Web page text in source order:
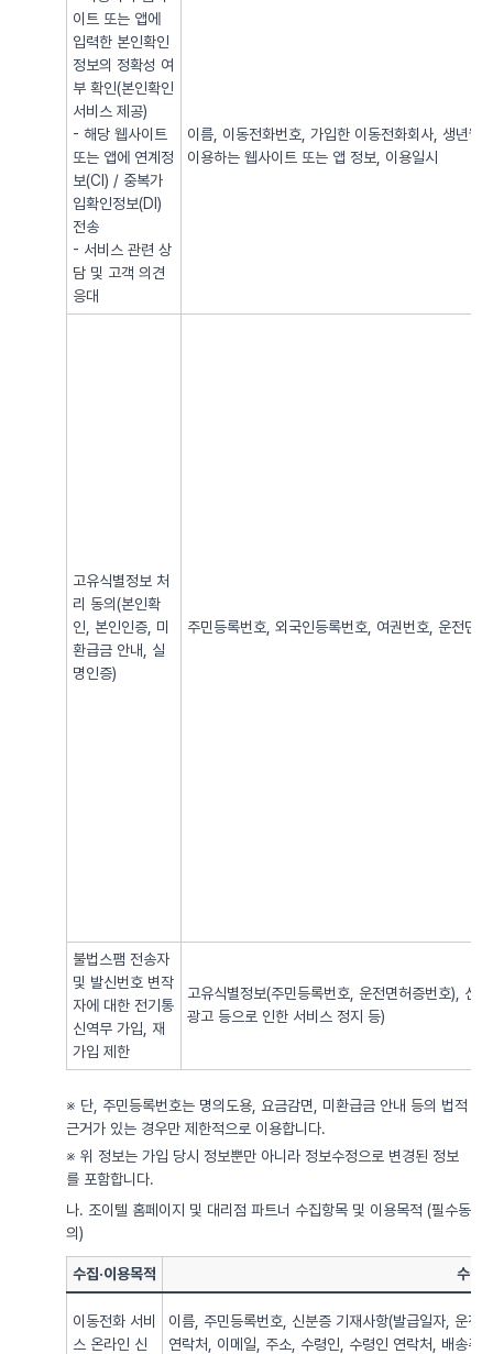
이트 또는 앱에
입력한 본인확인
정보의 정확성 여
부 확인(본인확인
서비스 제공)
- 해당 웹사이트
또는 앱에 연계정
보(CI) / 중복가
입확인정보(DI)
전송
- 서비스 관련 상
담 및 고객 의견
응대
이름, 이동전화번호, 가입한 이동전화회사, 생년
이용하는 웹사이트 또는 앱 정보, 이용일시
고유식별정보 처
리 동의(본인확
인, 본인인증, 미
환급금 안내, 실
명인증)
주민등록번호, 외국인등록번호, 여권번호, 운전면
불법스팸 전송자
및 발신번호 변작
자에 대한 전기통
신역무 가입, 재
가입 제한
고유식별정보(주민등록번호, 운전면허증번호), 신
광고 등으로 인한 서비스 정지 등)
※ 단, 주민등록번호는 명의도용, 요금감면, 미환급금 안내 등의 법적
근거가 있는 경우만 제한적으로 이용합니다.
※ 위 정보는 가입 당시 정보뿐만 아니라 정보수정으로 변경된 정보
를 포함합니다.
나. 조이텔 홈페이지 및 대리점 파트너 수집항목 및 이용목적 (필수동
의)
수집·이용목적 수집·
이동전화 서비
스 온라인 신
이름, 주민등록번호, 신분증 기재사항(발급일자, 운전
연락처, 이메일, 주소, 수령인, 수령인 연락처, 배송주